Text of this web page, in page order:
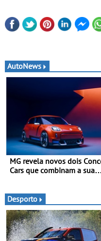
AutoNews
MG revela novos dois
Cars que combinam a sua
Goodwood Festival of Speed
2026
Desporto